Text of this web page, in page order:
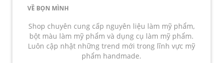
VỀ BỌN MÌNH
Shop chuyên cung cấp nguyên liệu làm mỹ phẩm,
bột màu làm mỹ phẩm và dụng cụ làm mỹ phẩm.
Luôn cập nhật những trend mới trong lĩnh vực mỹ
phẩm handmade.